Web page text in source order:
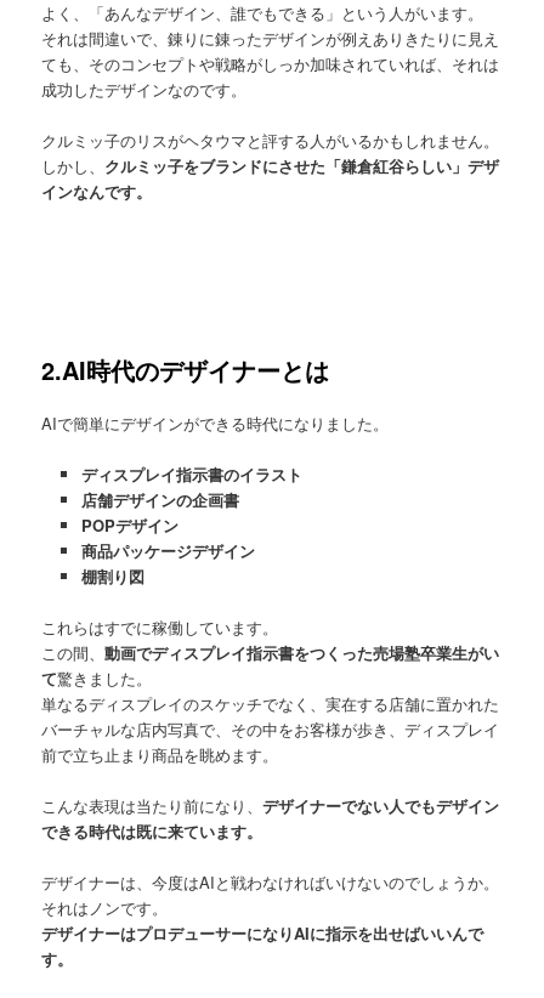
よく、「あんなデザイン、誰でもできる」という人がいます。
それは間違いで、錬りに錬ったデザインが例えありきたりに見え
ても、そのコンセプトや戦略がしっか加味されていれば、それは
成功したデザインなのです。
クルミッ子のリスがヘタウマと評する人がいるかもしれません。
しかし、 クルミッ子をブランドにさせた「鎌倉紅谷らしい」デザ
インなんです。
2.AI時代のデザイナーとは
AIで簡単にデザインができる時代になりました。
ディスプレイ指示書のイラスト
店舗デザインの企画書
POPデザイン
商品パッケージデザイン
棚割り図
これらはすでに稼働しています。
この間、動画でディスプレイ指示書をつくった売場塾卒業生がい
て驚きました。
単なるディスプレイのスケッチでなく、実在する店舗に置かれた
バーチャルな店内写真で、その中をお客様が歩き、ディスプレイ
前で立ち止まり商品を眺めます。
こんな表現は当たり前になり、デザイナーでない人でもデザイン
できる時代は既に来ています。
デザイナーは、今度はAIと戦わなければいけないのでしょうか。
それはノンです。
デザイナーはプロデューサーになりAIに指示を出せばいいんで
す。